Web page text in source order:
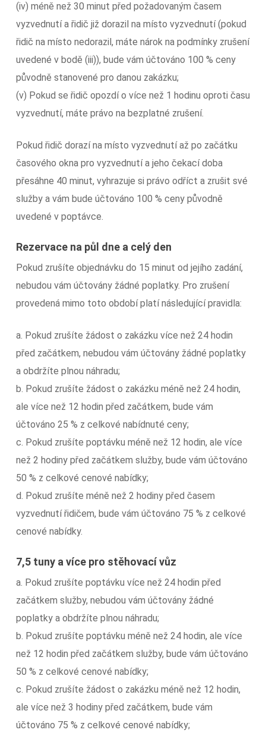
(iv) méně než 30 minut před požadovaným časem
vyzvednutí a řidič již dorazil na místo vyzvednutí (pokud
řidič na místo nedorazil, máte nárok na podmínky zrušení
uvedené v bodě (iii)), bude vám účtováno 100 % ceny
původně stanovené pro danou zakázku;
(v) Pokud se řidič opozdí o více než 1 hodinu oproti času
vyzvednutí, máte právo na bezplatné zrušení.
Pokud řidič dorazí na místo vyzvednutí až po začátku
časového okna pro vyzvednutí a jeho čekací doba
přesáhne 40 minut, vyhrazuje si právo odříct a zrušit své
služby a vám bude účtováno 100 % ceny původně
uvedené v poptávce.
Rezervace na půl dne a celý den
Pokud zrušíte objednávku do 15 minut od jejího zadání,
nebudou vám účtovány žádné poplatky. Pro zrušení
provedená mimo toto období platí následující pravidla:
a. Pokud zrušíte žádost o zakázku více než 24 hodin
před začátkem, nebudou vám účtovány žádné poplatky
a obdržíte plnou náhradu;
b. Pokud zrušíte žádost o zakázku méně než 24 hodin,
ale více než 12 hodin před začátkem, bude vám
účtováno 25 % z celkové nabídnuté ceny;
c. Pokud zrušíte poptávku méně než 12 hodin, ale více
než 2 hodiny před začátkem služby, bude vám účtováno
50 % z celkové cenové nabídky;
d. Pokud zrušíte méně než 2 hodiny před časem
vyzvednutí řidičem, bude vám účtováno 75 % z celkové
cenové nabídky.
7,5 tuny a více pro stěhovací vůz
a. Pokud zrušíte poptávku více než 24 hodin před
začátkem služby, nebudou vám účtovány žádné
poplatky a obdržíte plnou náhradu;
b. Pokud zrušíte poptávku méně než 24 hodin, ale více
než 12 hodin před začátkem služby, bude vám účtováno
50 % z celkové cenové nabídky;
c. Pokud zrušíte žádost o zakázku méně než 12 hodin,
ale více než 3 hodiny před začátkem, bude vám
účtováno 75 % z celkové cenové nabídky;